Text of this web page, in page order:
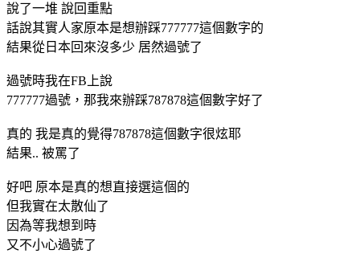
說了一堆 說回重點
話說其實人家原本是想辦踩777777這個數字的
結果從日本回來沒多少 居然過號了
過號時我在FB上說
777777過號，那我來辦踩787878這個數字好了
真的 我是真的覺得787878這個數字很炫耶
結果.. 被罵了
好吧 原本是真的想直接選這個的
但我實在太散仙了
因為等我想到時
又不小心過號了